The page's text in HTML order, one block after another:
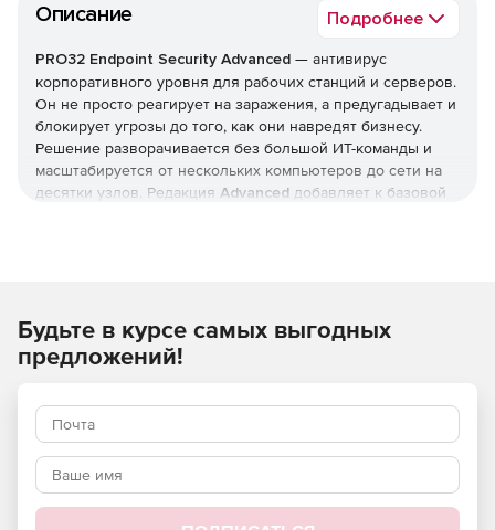
Описание Подробнее
PRO32 Endpoint Security Advanced — антивирус
корпоративного уровня для рабочих станций и серверов.
Он не просто реагирует на заражения, а предугадывает и
блокирует угрозы до того, как они навредят бизнесу.
Решение разворачивается без большой ИТ-команды и
масштабируется от нескольких компьютеров до сети на
десятки узлов. Редакция Advanced добавляет к базовой
Как устроена защита
В основе — многоуровневая модель: антивирус,
вымогателей, фильтрация почты и интернет-трафика.
Отмеченные наградами технологии упреждающего
обнаружения дополняются поведенческим
(эвристическим) анализом, который выявляет
неизвестные вредоносные программы и эксплойты
Будьте в курсе самых выгодных
предложений!